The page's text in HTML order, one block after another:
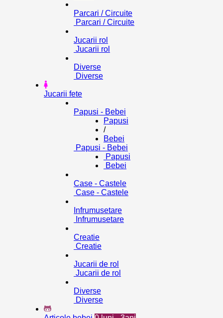
Parcari / Circuite
Parcari / Circuite
Jucarii rol
Jucarii rol
Diverse
Diverse
Jucarii fete
Papusi - Bebei
Papusi
/
Bebei
Papusi - Bebei
Papusi
Bebei
Case - Castele
Case - Castele
Infrumusetare
Infrumusetare
Creatie
Creatie
Jucarii de rol
Jucarii de rol
Diverse
Diverse